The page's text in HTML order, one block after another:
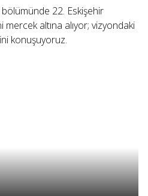
bölümünde 22. Eskişehir
mercek altına alıyor; vizyondaki
konuşuyoruz.